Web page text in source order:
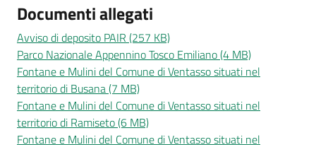
Documenti allegati
Avviso di deposito PAIR (257 KB)
Parco Nazionale Appennino Tosco Emiliano (4 MB)
Fontane e Mulini del Comune di Ventasso situati nel
territorio di Busana (7 MB)
Fontane e Mulini del Comune di Ventasso situati nel
territorio di Ramiseto (6 MB)
Fontane e Mulini del Comune di Ventasso situati nel